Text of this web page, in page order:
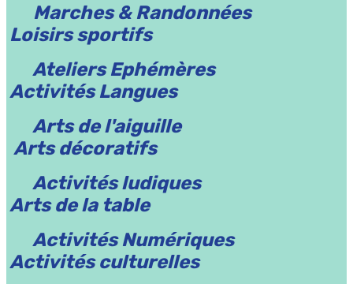
Marches & Randonnées
Loisirs sportifs
Ateliers Ephémères
Activités Langues
Arts de l'aiguille
Arts décoratifs
Activités ludiques
Arts de la table
Activités Numériques
Activités culturelles